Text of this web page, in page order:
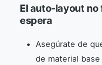
El auto-layout
espera
Asegúrate de
de material